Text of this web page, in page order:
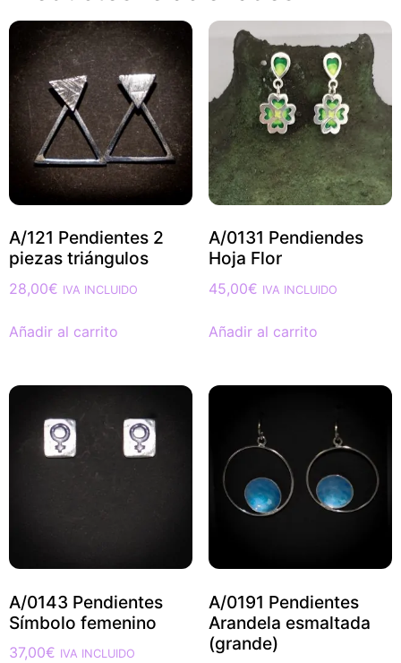
A/121 Pendientes 2
piezas triángulos
28,00€ IVA INCLUIDO
Añadir al carrito
A/0131 Pendiendes
Hoja Flor
45,00€ IVA INCLUIDO
Añadir al carrito
A/0143 Pendientes
Símbolo femenino
37,00€ IVA INCLUIDO
A/0191 Pendientes
Arandela esmaltada
(grande)